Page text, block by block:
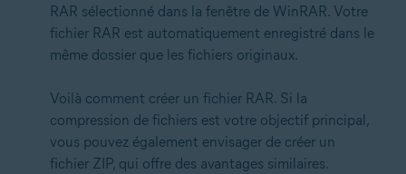
RAR sélectionné dans la fenêtre de WinRAR. Votre
fichier RAR est automatiquement enregistré dans le
même dossier que les fichiers originaux.
Voilà comment créer un fichier RAR. Si la
compression de fichiers est votre objectif principal,
vous pouvez également envisager de créer un
fichier ZIP, qui offre des avantages similaires.